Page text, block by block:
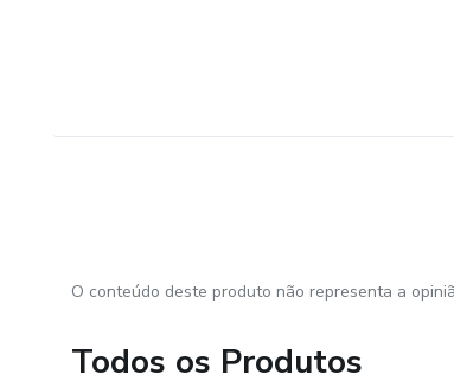
O conteúdo deste produto não representa a
Todos os Produtos